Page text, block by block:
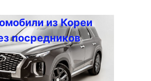
из Кореи
посредников